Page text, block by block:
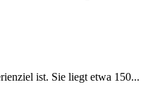
ist. Sie liegt etwa 150...